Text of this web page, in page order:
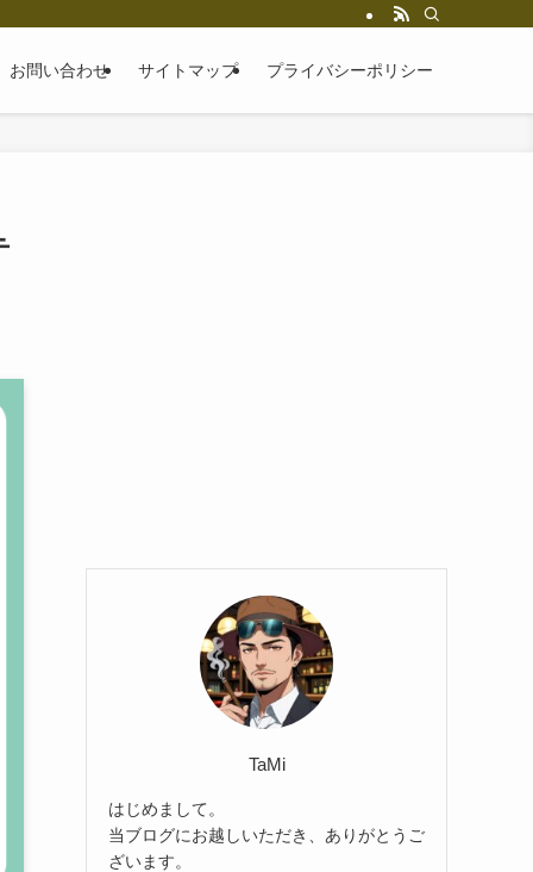
お問い合わせ サイトマップ プライバシーポリシー
TaMi
はじめまして。
当ブログにお越しいただき、ありがとうご
ざいます。